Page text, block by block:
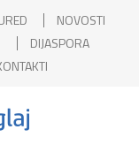
NOVOSTI
DIJASPORA